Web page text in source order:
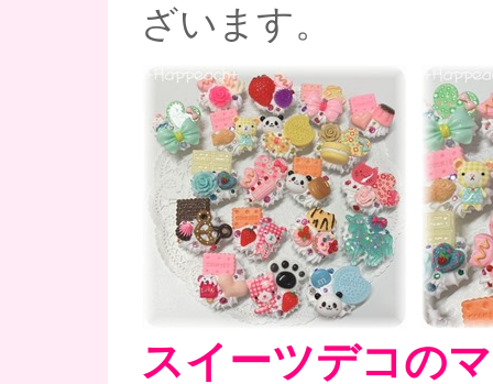
ざいます。
スイーツデコの